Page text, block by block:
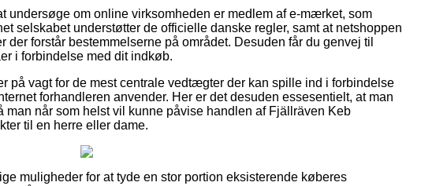
undersøge om online virksomheden er medlem af e-mærket, som
selskabet understøtter de officielle danske regler, samt at netshoppen
forstår bestemmelserne på området. Desuden får du genvej til
i forbindelse med dit indkøb.
på vagt for de mest centrale vedtægter der kan spille ind i forbindelse
forhandleren anvender. Her er det desuden essesentielt, at man
man når som helst vil kunne påvise handlen af Fjällräven Keb
til en herre eller dame.
muligheder for at tyde en stor portion eksisterende køberes